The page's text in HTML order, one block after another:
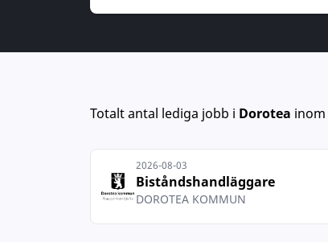
Totalt antal lediga jobb i Dorotea inom
2026-08-03
Biståndshandläggare
DOROTEA KOMMUN